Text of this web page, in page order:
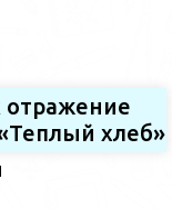
отражение
хлеб»